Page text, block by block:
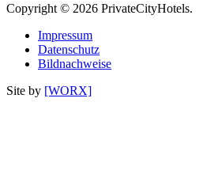
Copyright © 2026 PrivateCityHotels.
Impressum
Datenschutz
Bildnachweise
Site by [WORX]